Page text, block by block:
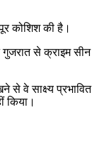
कोशिश की है।
गुजरात से क्राइम सीन
से वे साक्ष्य प्रभावित
किया।